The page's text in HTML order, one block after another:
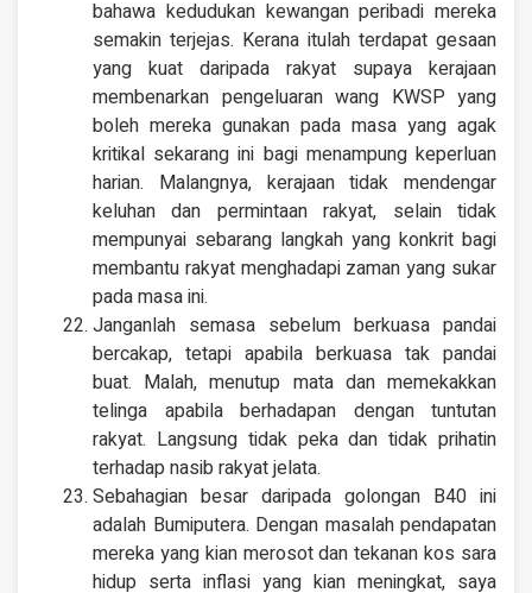
bahawa kedudukan kewangan peribadi mereka
semakin terjejas. Kerana itulah terdapat gesaan
yang kuat daripada rakyat supaya kerajaan
membenarkan pengeluaran wang KWSP yang
boleh mereka gunakan pada masa yang agak
kritikal sekarang ini bagi menampung keperluan
harian. Malangnya, kerajaan tidak mendengar
keluhan dan permintaan rakyat, selain tidak
mempunyai sebarang langkah yang konkrit bagi
membantu rakyat menghadapi zaman yang sukar
pada masa ini.
Janganlah semasa sebelum berkuasa pandai
bercakap, tetapi apabila berkuasa tak pandai
buat. Malah, menutup mata dan memekakkan
telinga apabila berhadapan dengan tuntutan
rakyat. Langsung tidak peka dan tidak prihatin
terhadap nasib rakyat jelata.
Sebahagian besar daripada golongan B40 ini
adalah Bumiputera. Dengan masalah pendapatan
mereka yang kian merosot dan tekanan kos sara
hidup serta inflasi yang kian meningkat, saya